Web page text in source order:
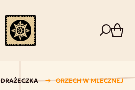
DRAŻECZKA ORZECH W MLECZNEJ